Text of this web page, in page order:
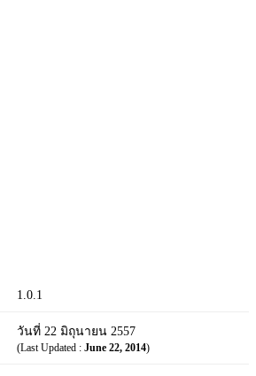
1.0.1
วันที่ 22 มิถุนายน 2557
(Last Updated : June 22, 2014)